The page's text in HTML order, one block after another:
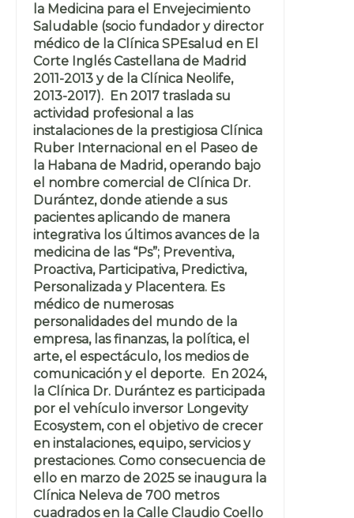
la Medicina para el Envejecimiento
Saludable (socio fundador y director
médico de la Clínica SPEsalud en El
Corte Inglés Castellana de Madrid
2011-2013 y de la Clínica Neolife,
2013-2017). En 2017 traslada su
actividad profesional a las
instalaciones de la prestigiosa Clínica
Ruber Internacional en el Paseo de
la Habana de Madrid, operando bajo
el nombre comercial de Clínica Dr.
Durántez, donde atiende a sus
pacientes aplicando de manera
integrativa los últimos avances de la
medicina de las “Ps”; Preventiva,
Proactiva, Participativa, Predictiva,
Personalizada y Placentera. Es
médico de numerosas
personalidades del mundo de la
empresa, las finanzas, la política, el
arte, el espectáculo, los medios de
comunicación y el deporte. En 2024,
la Clínica Dr. Durántez es participada
por el vehículo inversor Longevity
Ecosystem, con el objetivo de crecer
en instalaciones, equipo, servicios y
prestaciones. Como consecuencia de
ello en marzo de 2025 se inaugura la
Clínica Neleva de 700 metros
cuadrados en la Calle Claudio Coello